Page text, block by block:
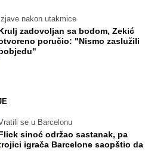
nakon utakmice
zadovoljan sa bodom, Zekić
poručio: "Nismo zaslužili
se u Barcelonu
sinoć održao sastanak, pa
igrača Barcelone saopštio da